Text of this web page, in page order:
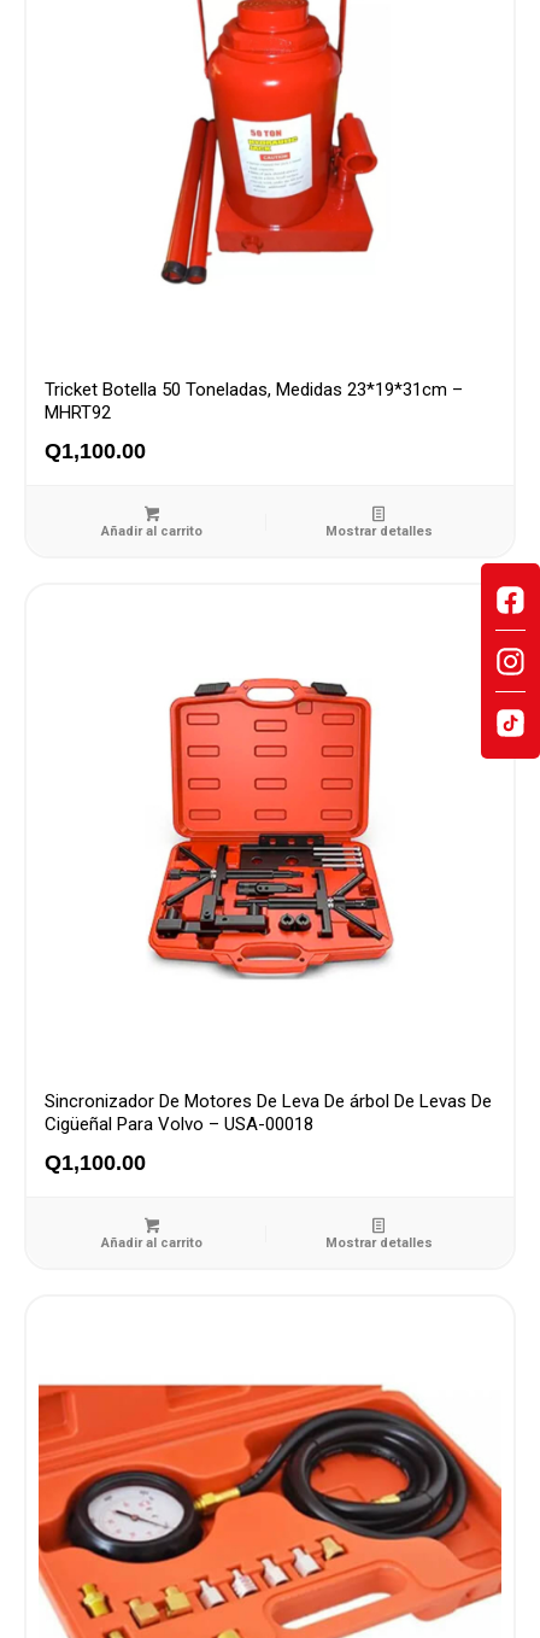
Tricket Botella 50 Toneladas, Medidas 23*19*31cm –
MHRT92
Q1,100.00
Añadir al carrito Mostrar detalles
Sincronizador De Motores De Leva De árbol De Levas De
Cigüeñal Para Volvo – USA-00018
Q1,100.00
Añadir al carrito Mostrar detalles